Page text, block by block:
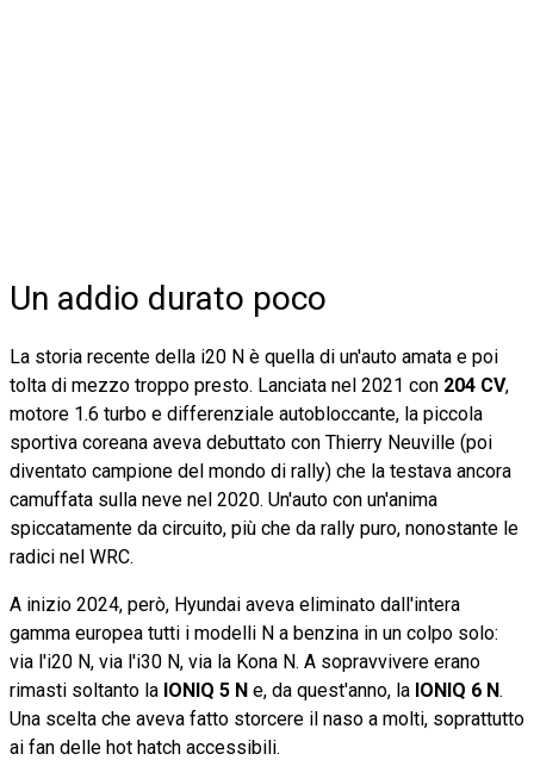
Un addio durato poco
La storia recente della i20 N è quella di un'auto amata e poi
tolta di mezzo troppo presto. Lanciata nel 2021 con 204 CV,
motore 1.6 turbo e differenziale autobloccante, la piccola
sportiva coreana aveva debuttato con Thierry Neuville (poi
diventato campione del mondo di rally) che la testava ancora
camuffata sulla neve nel 2020. Un'auto con un'anima
spiccatamente da circuito, più che da rally puro, nonostante le
radici nel WRC.
A inizio 2024, però, Hyundai aveva eliminato dall'intera
gamma europea tutti i modelli N a benzina in un colpo solo:
via l'i20 N, via l'i30 N, via la Kona N. A sopravvivere erano
rimasti soltanto la IONIQ 5 N e, da quest'anno, la IONIQ 6 N.
Una scelta che aveva fatto storcere il naso a molti, soprattutto
ai fan delle hot hatch accessibili.